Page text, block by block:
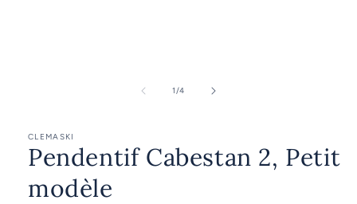
fenêtre
modale
1/de
4
CLEMASKI
Pendentif Cabestan 2, Petit
modèle